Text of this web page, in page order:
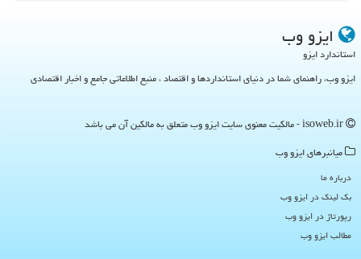
ایزو وب
استاندارد ایزو
ایزو وب، راهنمای شما در دنیای استانداردها و اقتصاد ، منبع اطلاعاتی جامع و اخبار اقتصادی
میانبرهای ایزو وب
درباره ما
بک لینک در ایزو وب
رپورتاژ در ایزو وب
مطالب ایزو وب